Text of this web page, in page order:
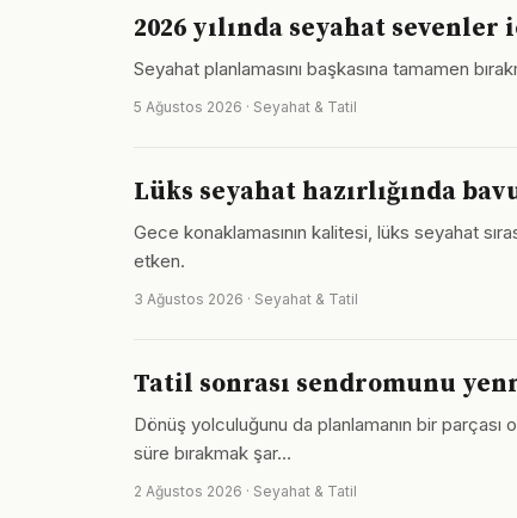
2026 yılında seyahat
Seyahat planlamasını başkasına tamamen
5 Ağustos 2026 · Seyahat & Tatil
Lüks seyahat hazırlığında
Gece konaklamasının kalitesi, lüks seyahat
etken.
3 Ağustos 2026 · Seyahat & Tatil
Tatil sonrası sendromunu
Dönüş yolculuğunu da planlamanın bir
süre bırakmak şar…
2 Ağustos 2026 · Seyahat & Tatil